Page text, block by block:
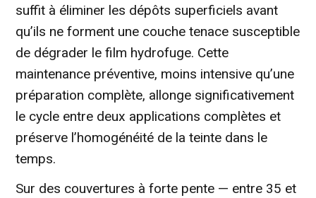
suffit à éliminer les dépôts superficiels avant
qu’ils ne forment une couche tenace susceptible
de dégrader le film hydrofuge. Cette
maintenance préventive, moins intensive qu’une
préparation complète, allonge significativement
le cycle entre deux applications complètes et
préserve l’homogénéité de la teinte dans le
temps.
Sur des couvertures à forte pente — entre 35 et